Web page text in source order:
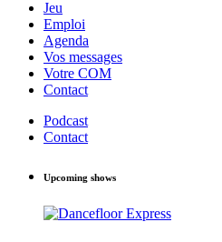
Jeu
Emploi
Agenda
Vos messages
Votre COM
Contact
Podcast
Contact
Upcoming shows